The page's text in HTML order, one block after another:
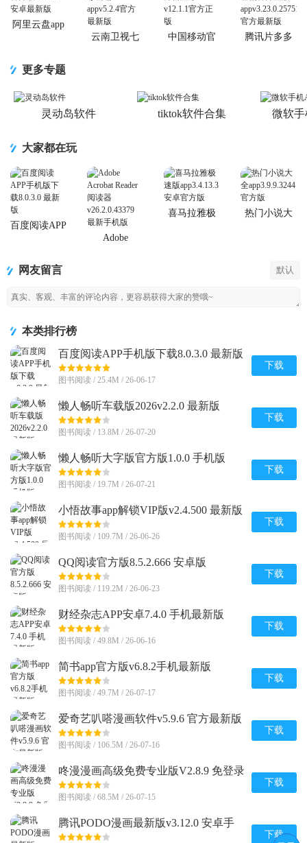
阿里云盘app
云南卫视七
中国移动官
腾讯片多多
更多专题
灵动岛软件 tiktok软件合集 微软手
大家都在玩
百度阅读APP
Adobe
喜马拉雅极
热门小说大
网友留言 默认
本类排行榜
百度阅读APP手机版下载8.0.3.0 最新版
图书阅读 / 25.4M / 26-06-17
下载
懒人畅听车载版2026v2.2.0 最新版
图书阅读 / 13.8M / 26-07-20
下载
懒人畅听大字版官方版1.0.0 手机版
图书阅读 / 19.7M / 26-07-21
下载
小悟故事app解锁VIP版v2.4.500 最新版
图书阅读 / 109.7M / 26-06-26
下载
QQ阅读官方版8.5.2.666 安卓版
图书阅读 / 119.2M / 26-06-23
下载
财经杂志APP安卓7.4.0 手机最新版
图书阅读 / 49.8M / 26-06-16
下载
简书app官方版v6.8.2手机最新版
图书阅读 / 49.7M / 26-07-17
下载
爱奇艺叭嗒漫画软件v5.9.6 官方最新版
图书阅读 / 106.5M / 26-07-16
下载
咚漫漫画高级免费专业版V2.8.9 免登录
版
图书阅读 / 68.5M / 26-07-15
下载
腾讯PODO漫画最新版v3.12.0 安卓手
机版
下载